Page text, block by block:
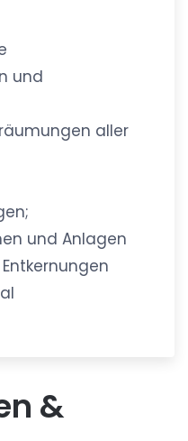
und
aller
und Anlagen
&